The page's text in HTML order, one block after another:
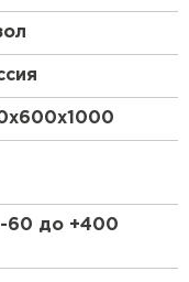
60 до +400
Брит